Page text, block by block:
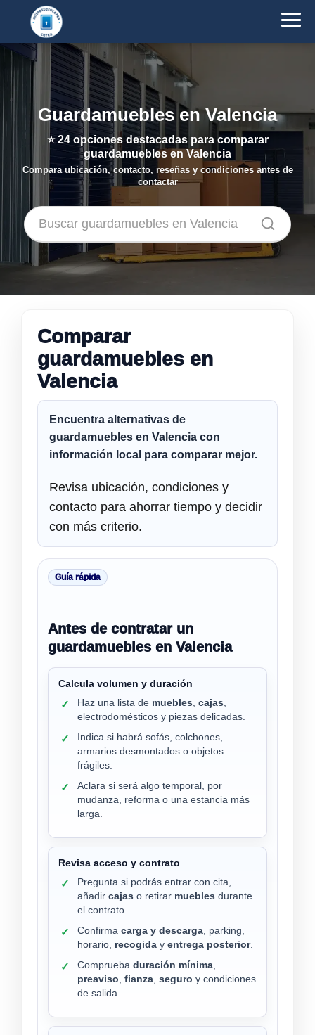
Guardamuebles en Valencia
⭐24opciones destacadas para comparar
guardamuebles en Valencia
Compara ubicación, contacto, reseñas y condiciones antes de
contactar
Comparar
guardamuebles en
Valencia
Encuentra alternativas de
guardamuebles en Valencia con
información local para comparar mejor.
Revisa ubicación, condiciones y
contacto para ahorrar tiempo y decidir
con más criterio.
Guía rápida
Antes de contratar un
guardamuebles en Valencia
Calcula volumen y duración
✓ Haz una lista de muebles, cajas,
electrodomésticos y piezas delicadas.
✓
Indica si habrá sofás, colchones,
armarios desmontados o objetos
frágiles.
✓
Aclara si será algo temporal, por
mudanza, reforma o una estancia más
larga.
Revisa acceso y contrato
✓
Pregunta si podrás entrar con cita,
añadir cajas o retirar muebles durante
el contrato.
✓ Confirma carga y descarga, parking,
horario, recogida y entrega posterior.
✓ Comprueba duración mínima,
preaviso, fianza, seguro y condiciones
de salida.